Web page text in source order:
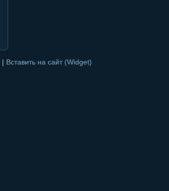
| Вставить на сайт (Widget)